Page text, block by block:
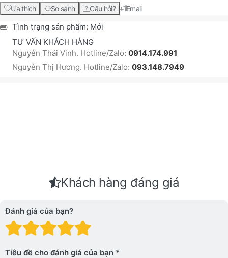
Ưa thích So sánh Câu hỏi? Email
Tình trạng sản phẩm: Mới
TƯ VẤN KHÁCH HÀNG
Nguyễn Thái Vinh. Hotline/Zalo: 0914.174.991
Nguyễn Thị Hương. Hotline/Zalo: 093.148.7949
Khách hàng đáng giá
Đánh giá của bạn?
Đánh giá: 4 trên 5
Đánh giá: 3 trên 5 sao.
Đánh giá: 2 trên 5 sao.
Đánh giá: 1 trên 5 sao. Xấu
Tiêu đề cho đánh giá của bạn